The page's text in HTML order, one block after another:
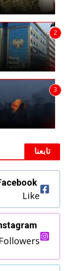
2
3
تابعنا
Like
Followers